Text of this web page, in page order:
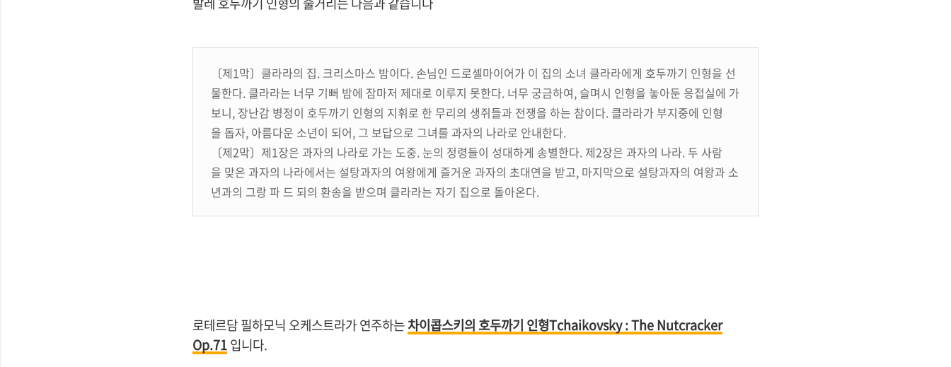
〔제1막〕클라라의 집. 크리스마스 밤이다. 손님인 드로셀마이어가 이 집의 소녀 클라라에게 호두까기 인형을 선
물한다. 클라라는 너무 기뻐 밤에 잠마저 제대로 이루지 못한다. 너무 궁금하여, 슬며시 인형을 놓아둔 응접실에 가
보니, 장난감 병정이 호두까기 인형의 지휘로 한 무리의 생쥐들과 전쟁을 하는 참이다. 클라라가 부지중에 인형
을 돕자, 아름다운 소년이 되어, 그 보답으로 그녀를 과자의 나라로 안내한다.
〔제2막〕제1장은 과자의 나라로 가는 도중. 눈의 정령들이 성대하게 송별한다. 제2장은 과자의 나라. 두 사람
을 맞은 과자의 나라에서는 설탕과자의 여왕에게 즐거운 과자의 초대연을 받고, 마지막으로 설탕과자의 여왕과 소
년과의 그랑 파 드 되의 환송을 받으며 클라라는 자기 집으로 돌아온다.
로테르담 필하모닉 오케스트라가 연주하는차이콥스키의 호두까기 인형Tchaikovsky : The Nutcracker
Op.71입니다.